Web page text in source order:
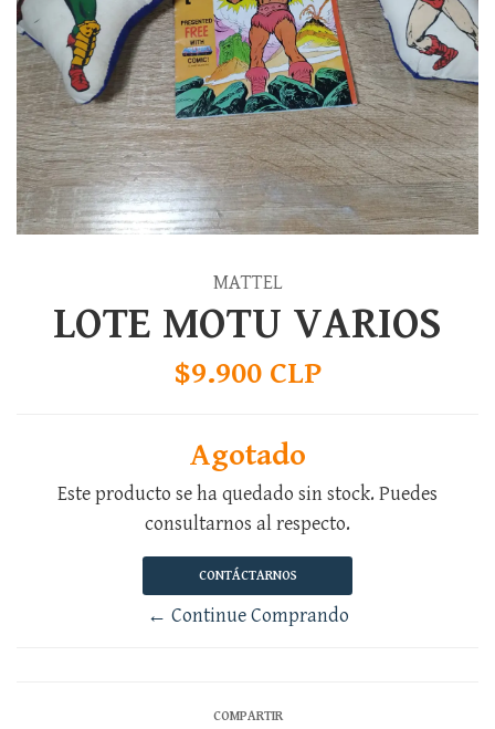
MATTEL
LOTE MOTU VARIOS
$9.900 CLP
Agotado
Este producto se ha quedado sin stock. Puedes
consultarnos al respecto.
CONTÁCTARNOS
← Continue Comprando
COMPARTIR